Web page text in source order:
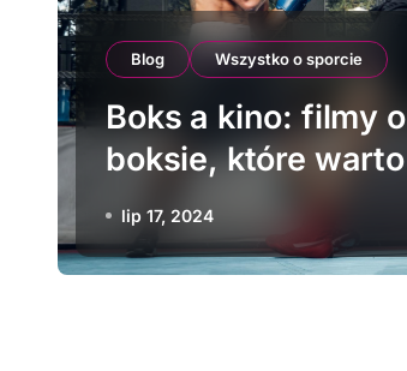
Blog Wszystko o sporcie
Boks a kino: filmy o
boksie, które warto
zobaczyć
lip 17, 2024